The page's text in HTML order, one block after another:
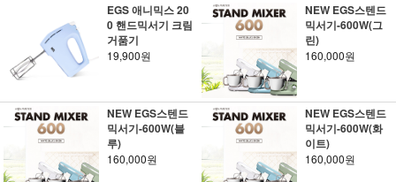
EGS 애니믹스 20
0 핸드믹서기 크림
거품기
19,900원
NEW EGS스텐드
믹서기-600W(그
린)
160,000원
NEW EGS스텐드
믹서기-600W(블
루)
160,000원
NEW EGS스텐드
믹서기-600W(화
이트)
160,000원